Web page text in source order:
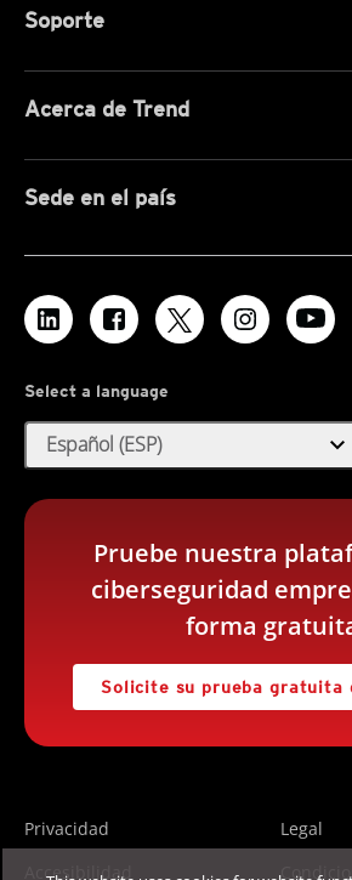
Soporte
Acerca de Trend
Sede en el país
Select a language
Español (ESP) expand_more
Pruebe nuestra
ciberseguridad
forma
Solicite su prueba gratuita
Privacidad
Legal
Accesibilidad